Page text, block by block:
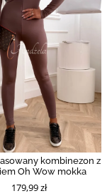
kombinezon z
Oh Wow mokka
179,99 zł